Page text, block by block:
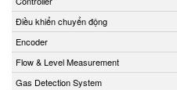
Điều khiển chuyển động
Encoder
Flow & Level Measurement
Gas Detection System